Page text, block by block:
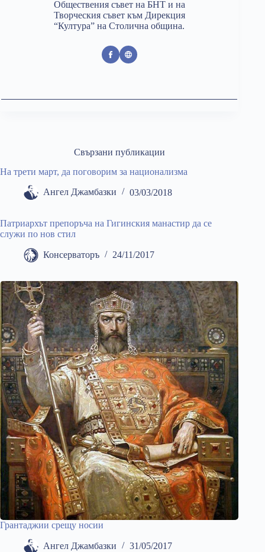
Обществения съвет на БНТ и на
Творческия съвет към Дирекция
“Култура” на Столична община.
Свързани публикации
На трети март, да поговорим за национализма
Ангел Джамбазки 03/03/2018
Патриархът препоръча на Гигинския манастир да се
служи по нов стил
Консерваторъ 24/11/2017
Грантаджии срещу носии
Ангел Джамбазки 31/05/2017